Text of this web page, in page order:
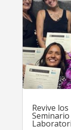
Revive